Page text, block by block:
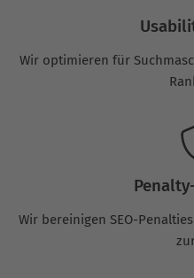
Wir optimieren für
Wir bereinigen SEO-